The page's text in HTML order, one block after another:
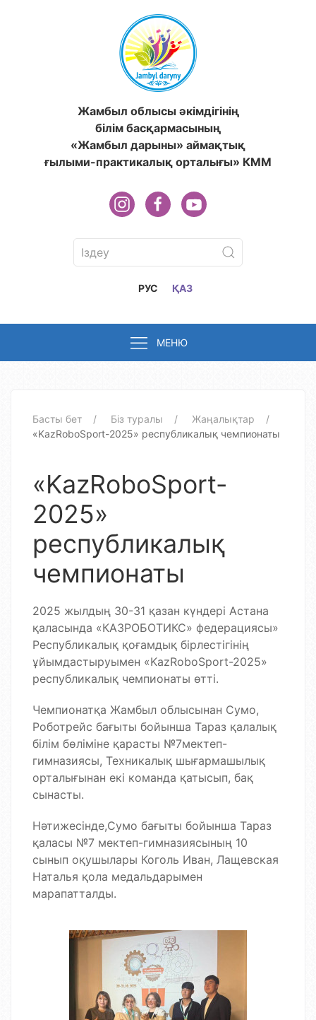
Жамбыл облысы әкімдігінің
білім басқармасының
«Жамбыл дарыны» аймақтық
ғылыми-практикалық орталығы» КММ
РУС ҚАЗ
МЕНЮ
Басты бет Біз туралы
Жаңалықтар
«KazRoboSport-2025» республикалық чемпионаты
«KazRoboSport-
2025»
республикалық
чемпионаты
2025 жылдың 30-31 қазан күндері Астана
қаласында «КАЗРОБОТИКС» федерациясы»
Республикалық қоғамдық бірлестігінің
ұйымдастыруымен «KazRoboSport-2025»
республикалық чемпионаты өтті.
Чемпионатқа Жамбыл облысынан Сумо,
Роботрейс бағыты бойынша Тараз қалалық
білім бөліміне қарасты №7мектеп-
гимназиясы, Техникалық шығармашылық
орталығынан екі команда қатысып, бақ
сынасты.
​Нәтижесінде,Сумо бағыты бойынша Тараз
қаласы №7 мектеп-гимназиясының 10
сынып оқушылары Коголь Иван, Лащевская
Наталья қола медальдарымен
марапатталды.